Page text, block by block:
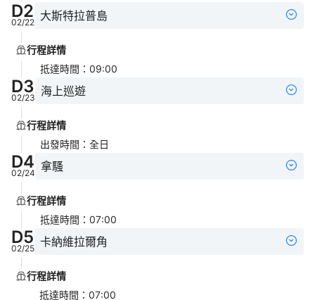
D2
02/22 大斯特拉普島
行程詳情
抵達時間 ： 09:00
D3
02/23 海上巡遊
行程詳情
出發時間 ： 全日
D4
02/24 拿騷
行程詳情
抵達時間 ： 07:00
D5
02/25 卡納維拉爾角
行程詳情
抵達時間 ： 07:00